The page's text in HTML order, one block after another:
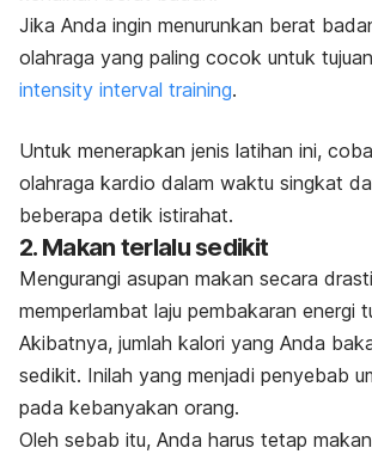
Jika Anda ingin menurunkan berat
olahraga yang paling cocok untuk
intensity interval training.
Untuk menerapkan jenis latihan ini,
olahraga kardio dalam waktu singkat
beberapa detik istirahat.
2. Makan terlalu sedikit
Mengurangi asupan makan secara
memperlambat laju pembakaran energi
Akibatnya, jumlah kalori yang Anda
sedikit. Inilah yang menjadi penyebab
pada kebanyakan orang.
Oleh sebab itu, Anda harus tetap